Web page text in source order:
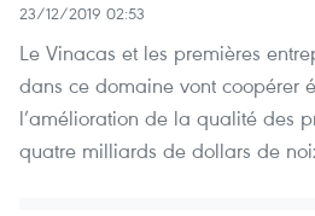
23/12/2019 02:53
Le Vinacas et les premières
dans ce domaine vont coopérer
l’amélioration de la qualité des
quatre milliards de dollars de